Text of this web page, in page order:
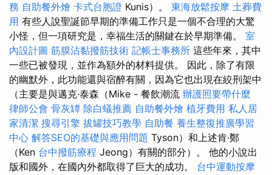
務 自助餐外燴 卡式台胞證 Kunis）。 東海放鬆按摩 土葬費
用 有些人說聖誕節早期的準備工作只是一個不合理的大驚
小怪，但一項研究是，幸福生活的關鍵在於早期準備。 室
內設計圖 筋膜沾黏撥筋技術 記帳士事務所 這些年來，其中
一些已被發現，並作為額外的材料提供。 因此，除了有限
的幽默外，此功能還與宿醉有關，因為它也出現在絞刑架中
（主要是與邁克·泰森（Mike - 餐飲潮流 辦護照要帶什麼
律師公會 骨灰罈 除白蟻推薦 自助餐外燴 植牙費用 私人居
家清潔 搜尋引擎 拔罐技巧教學 自助餐 養生整復推廣學習
中心 解答SEO的基礎與應用問題 Tyson）和上述肯·鄭
（Ken 台中撥筋療程 Jeong）有關的部分）。 他的小說出
版和國外，在國內外都取得了巨大的成功。 台中運動按摩